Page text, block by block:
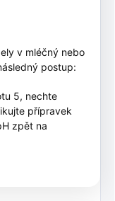
v mléčný nebo
postup:
5, nechte
přípravek
zpět na